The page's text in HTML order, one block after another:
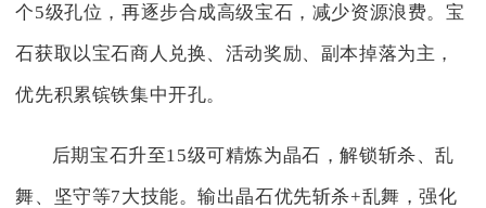
个5级孔位，再逐步合成高级宝石，减少资源浪费。宝
石获取以宝石商人兑换、活动奖励、副本掉落为主，
优先积累镔铁集中开孔。
后期宝石升至15级可精炼为晶石，解锁斩杀、乱
舞、坚守等7大技能。输出晶石优先斩杀+乱舞，强化